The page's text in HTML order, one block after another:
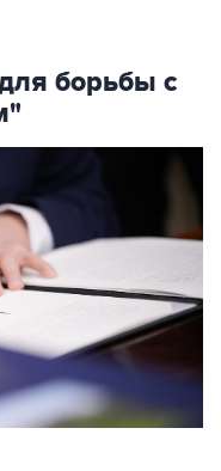
борьбы с
- Президент